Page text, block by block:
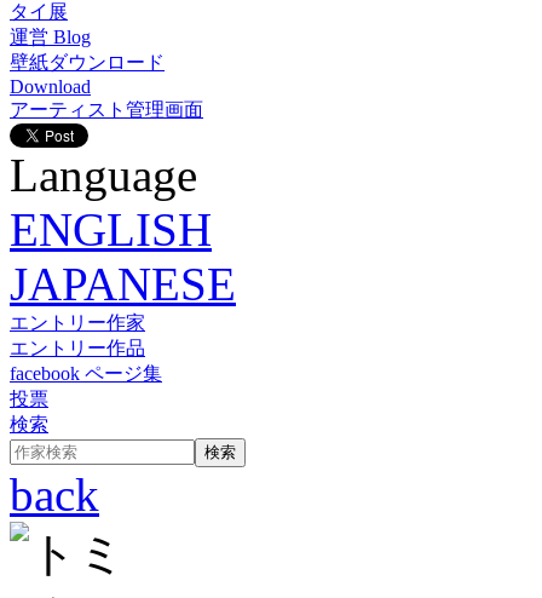
タイ展
運営 Blog
壁紙ダウンロード
Download
アーティスト管理画面
Language
ENGLISH
JAPANESE
エントリー作家
エントリー作品
facebook ページ集
投票
検索
back